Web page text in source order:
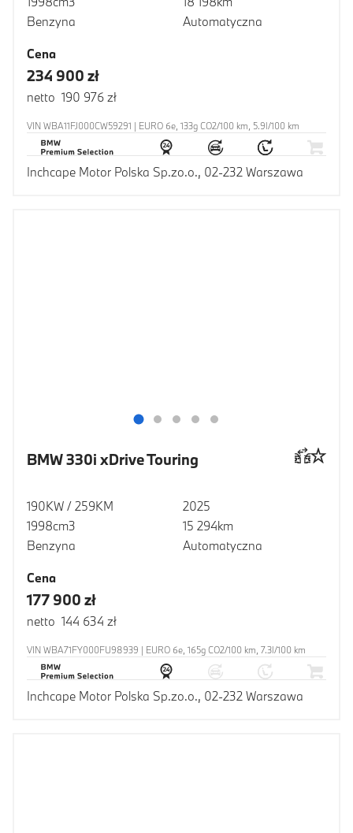
Benzyna
Automatyczna
Cena
234 900 zł
netto 190 976 zł
VIN WBA11FJ000CW59291 | EURO 6e, 133g CO2/100 km, 5.9l/100 km
Inchcape Motor Polska Sp.zo.o., 02-232 Warszawa
BMW 330i xDrive Touring
190KW / 259KM
1998cm3
Benzyna
2025
15 294km
Automatyczna
Cena
177 900 zł
netto 144 634 zł
VIN WBA71FY000FU98939 | EURO 6e, 165g CO2/100 km, 7.3l/100 km
Inchcape Motor Polska Sp.zo.o., 02-232 Warszawa